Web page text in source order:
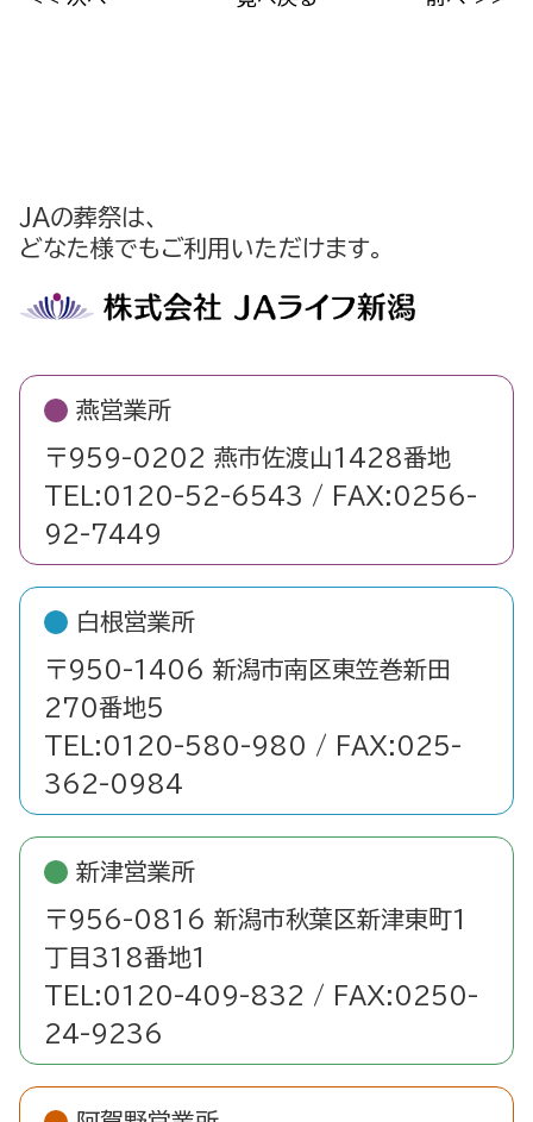
JAの葬祭は、
どなた様でもご利用いただけます。
燕営業所
〒959-0202 燕市佐渡山1428番地
TEL:0120-52-6543 / FAX:0256-
92-7449
白根営業所
〒950-1406 新潟市南区東笠巻新田
270番地5
TEL:0120-580-980 / FAX:025-
362-0984
新津営業所
〒956-0816 新潟市秋葉区新津東町1
丁目318番地1
TEL:0120-409-832 / FAX:0250-
24-9236